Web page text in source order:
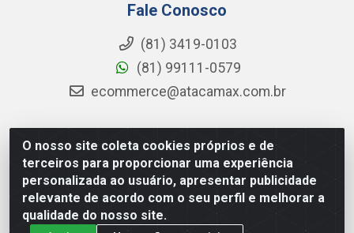
O nosso site coleta cookies próprios e de
terceiros para proporcionar uma experiência
personalizada ao usuário, apresentar publicidade
relevante de acordo com o seu perfil e melhorar a
qualidade do nosso site.
Fale Conosco
(81) 3419-0103
(81) 99111-0579
ecommerce@atacamax.com.br
Atacamax Importadora de Alimentos LTDA - RODOVIA BR-
101 - SUL, KM 79,60 GP E GALPAO:D - Muribeca, Jaboatão dos
Guararapes - PE, 54355-010 - CNPJ 08.305.623/0001-84